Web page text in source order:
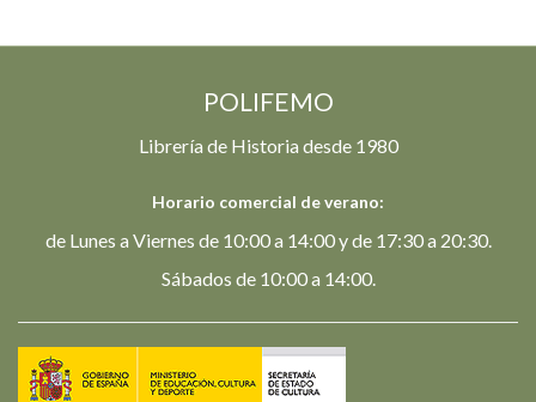
POLIFEMO
Librería de Historia desde 1980
Horario comercial de verano:
de Lunes a Viernes de 10:00 a 14:00 y de 17:30 a 20:30.
Sábados de 10:00 a 14:00.